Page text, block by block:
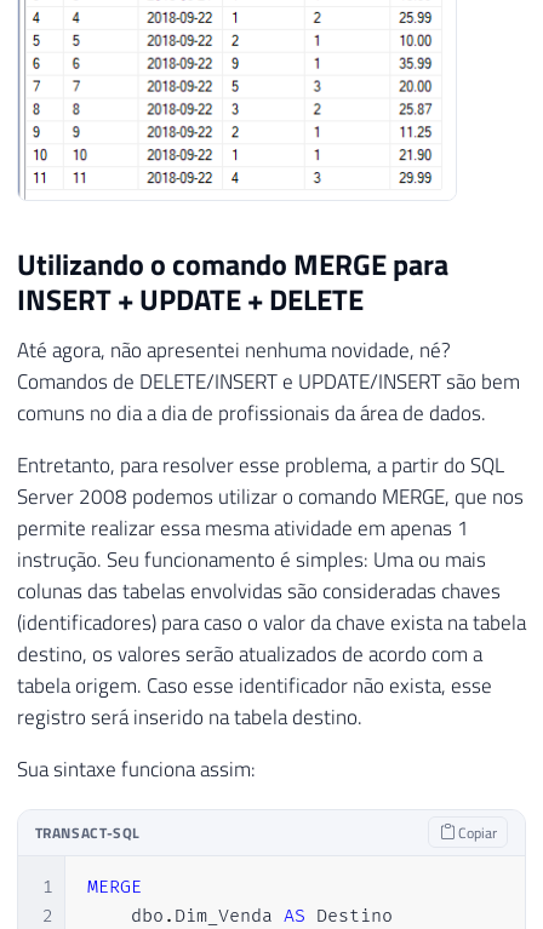
Utilizando o comando MERGE para
INSERT + UPDATE + DELETE
Até agora, não apresentei nenhuma novidade, né?
Comandos de DELETE/INSERT e UPDATE/INSERT são bem
comuns no dia a dia de profissionais da área de dados.
Entretanto, para resolver esse problema, a partir do SQL
Server 2008 podemos utilizar o comando MERGE, que nos
permite realizar essa mesma atividade em apenas 1
instrução. Seu funcionamento é simples: Uma ou mais
colunas das tabelas envolvidas são consideradas chaves
(identificadores) para caso o valor da chave exista na tabela
destino, os valores serão atualizados de acordo com a
tabela origem. Caso esse identificador não exista, esse
registro será inserido na tabela destino.
Sua sintaxe funciona assim:
TRANSACT-SQL Copiar
1
2
MERGE
    dbo
. Dim_Venda AS